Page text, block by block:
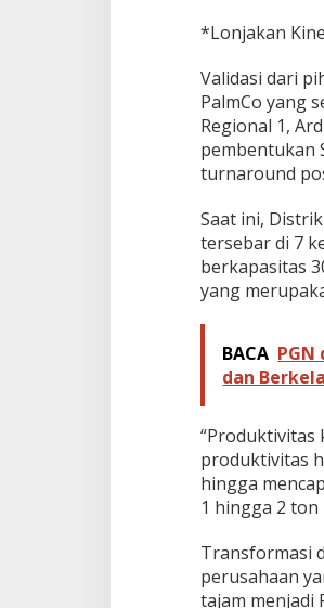
*Lonjakan
Validasi dari
PalmCo yang
Regional 1,
pembentukan
turnaround
Saat ini,
tersebar di 7
berkapasitas
yang
BACA
dan
“Produktivitas
produktivitas
hingga
1 hingga 2
Transformasi
perusahaan
tajam menjadi